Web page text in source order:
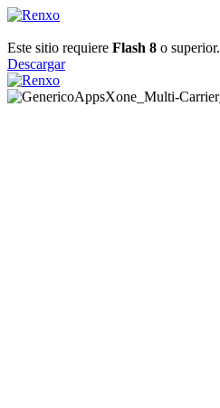
Este sitio requiere Flash 8 o superior.
Descargar